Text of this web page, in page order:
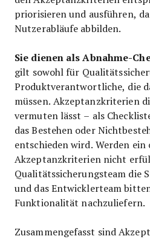
priorisieren und ausführen,
Nutzerabläufe abbilden.
Sie dienen als Abnahme-
gilt sowohl für
Produktverantwortliche, die
müssen. Akzeptanzkriterien
vermuten lässt – als
das Bestehen oder
entschieden wird. Werden ein
Akzeptanzkriterien nicht
Qualitätssicherungsteam die
und das Entwicklerteam
Funktionalität nachzuliefern.
Zusammengefasst sind